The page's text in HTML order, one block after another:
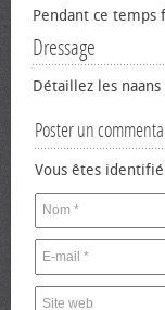
Pendant ce temps
Dressage
Détaillez les
Poster un
Vous êtes